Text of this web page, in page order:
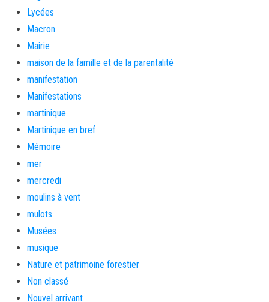
Lycées
Macron
Mairie
maison de la famille et de la parentalité
manifestation
Manifestations
martinique
Martinique en bref
Mémoire
mer
mercredi
moulins à vent
mulots
Musées
musique
Nature et patrimoine forestier
Non classé
Nouvel arrivant